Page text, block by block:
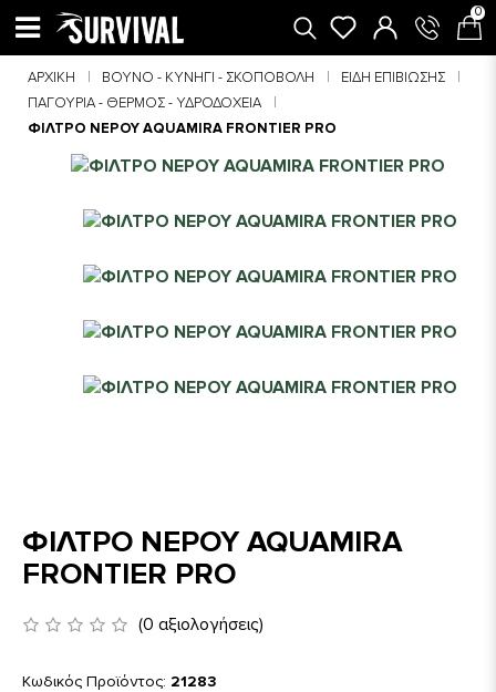
0
ΑΡΧΙΚΉ ΒΟΥΝΌ - ΚΥΝΉΓΙ - ΣΚΟΠΟΒΟΛΉ
ΕΊΔΗ ΕΠΙΒΊΩΣΗΣ
ΠΑΓΟΎΡΙΑ - ΘΕΡΜΌΣ - ΥΔΡΟΔΟΧΕΊΑ
ΦΙΛΤΡΟ ΝΕΡΟΥ AQUAMIRA FRONTIER PRO
ΦΙΛΤΡΟ ΝΕΡΟΥ AQUAMIRA
FRONTIER PRO
(0 αξιολογήσεις)
Κωδικός Προϊόντος: 21283